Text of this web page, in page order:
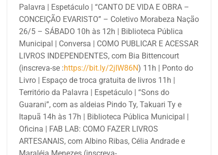
Palavra | Espetáculo | “CANTO DE VIDA E OBRA –
CONCEIÇÃO EVARISTO” – Coletivo Morabeza Nação
26/5 – SÁBADO 10h às 12h | Biblioteca Pública
Municipal | Conversa | COMO PUBLICAR E ACESSAR
LIVROS INDEPENDENTES, com Bia Bittencourt
(inscreva-se :https://bit.ly/2jIW86N) 11h | Ponto do
Livro | Espaço de troca gratuita de livros 11h |
Território da Palavra | Espetáculo | “Sons do
Guarani”, com as aldeias Pindo Ty, Takuari Ty e
Itapuã 14h às 17h | Biblioteca Pública Municipal |
Oficina | FAB LAB: COMO FAZER LIVROS
ARTESANAIS, com Albino Ribas, Célia Andrade e